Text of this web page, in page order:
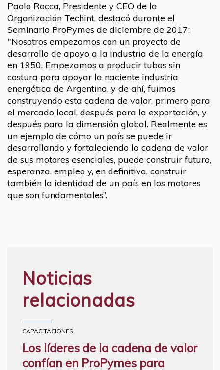
Paolo Rocca, Presidente y CEO de la
Organización Techint, destacó durante el
Seminario ProPymes de diciembre de 2017:
"Nosotros empezamos con un proyecto de
desarrollo de apoyo a la industria de la energía
en 1950. Empezamos a producir tubos sin
costura para apoyar la naciente industria
energética de Argentina, y de ahí, fuimos
construyendo esta cadena de valor, primero para
el mercado local, después para la exportación, y
después para la dimensión global. Realmente es
un ejemplo de cómo un país se puede ir
desarrollando y fortaleciendo la cadena de valor
de sus motores esenciales, puede construir futuro,
esperanza, empleo y, en definitiva, construir
también la identidad de un país en los motores
que son fundamentales”.
Noticias
relacionadas
CAPACITACIONES
Los líderes de la cadena de valor
confían en ProPymes para